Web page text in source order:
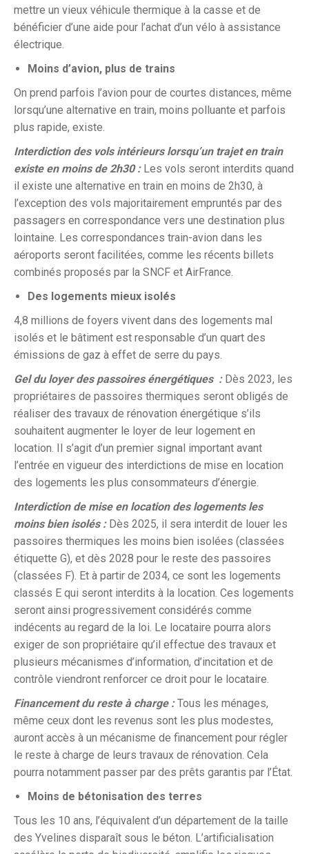
mettre un vieux véhicule thermique à la casse et de
bénéficier d’une aide pour l’achat d’un vélo à assistance
électrique.
Moins d’avion, plus de trains
On prend parfois l’avion pour de courtes distances, même
lorsqu’une alternative en train, moins polluante et parfois
plus rapide, existe.
Interdiction des vols intérieurs lorsqu’un trajet en train
existe en moins de 2h30 : Les vols seront interdits quand
il existe une alternative en train en moins de 2h30, à
l’exception des vols majoritairement empruntés par des
passagers en correspondance vers une destination plus
lointaine. Les correspondances train-avion dans les
aéroports seront facilitées, comme les récents billets
combinés proposés par la SNCF et AirFrance.
Des logements mieux isolés
4,8 millions de foyers vivent dans des logements mal
isolés et le bâtiment est responsable d’un quart des
émissions de gaz à effet de serre du pays.
Gel du loyer des passoires énergétiques : Dès 2023, les
propriétaires de passoires thermiques seront obligés de
réaliser des travaux de rénovation énergétique s’ils
souhaitent augmenter le loyer de leur logement en
location. Il s’agit d’un premier signal important avant
l’entrée en vigueur des interdictions de mise en location
des logements les plus consommateurs d’énergie.
Interdiction de mise en location des logements les
moins bien isolés : Dès 2025, il sera interdit de louer les
passoires thermiques les moins bien isolées (classées
étiquette G), et dès 2028 pour le reste des passoires
(classées F). Et à partir de 2034, ce sont les logements
classés E qui seront interdits à la location. Ces logements
seront ainsi progressivement considérés comme
indécents au regard de la loi. Le locataire pourra alors
exiger de son propriétaire qu’il effectue des travaux et
plusieurs mécanismes d’information, d’incitation et de
contrôle viendront renforcer ce droit pour le locataire.
Financement du reste à charge :Tous les ménages,
même ceux dont les revenus sont les plus modestes,
auront accès à un mécanisme de financement pour régler
le reste à charge de leurs travaux de rénovation. Cela
pourra notamment passer par des prêts garantis par l’État.
Moins de bétonisation des terres
Tous les 10 ans, l’équivalent d’un département de la taille
des Yvelines disparaît sous le béton. L’artificialisation